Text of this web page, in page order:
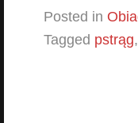
Posted in
Tagged pstrąg,